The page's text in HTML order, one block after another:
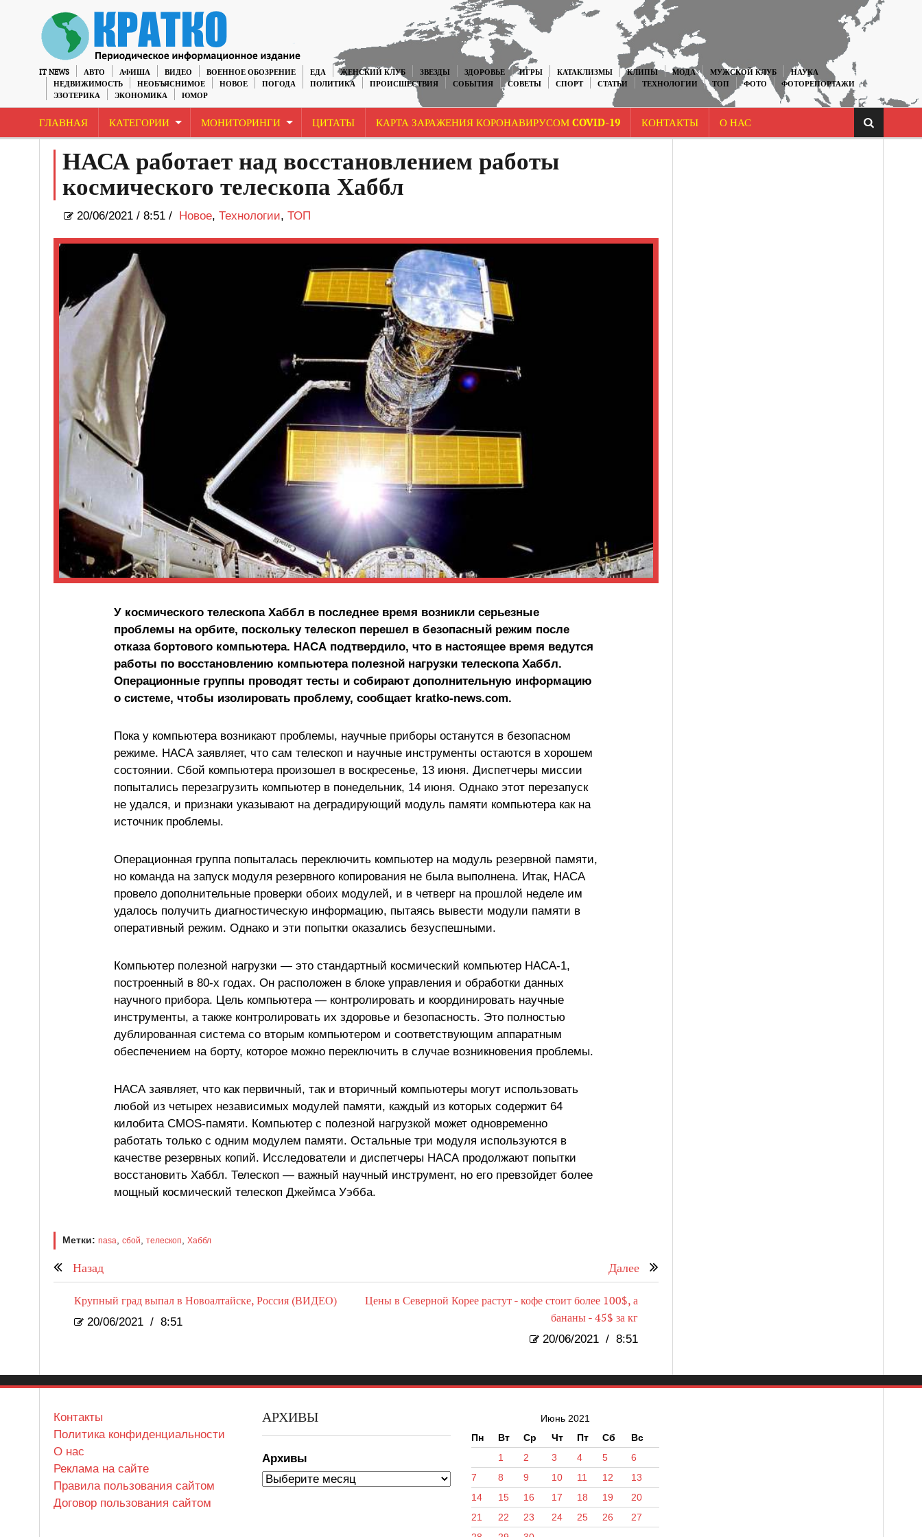
IT NEWS АВТО АФИША ВИДЕО ВОЕННОЕ ОБОЗРЕНИЕ ЕДА ЖЕНСКИЙ КЛУБ ЗВЕЗДЫ ЗДОРОВЬЕ ИГРЫ КАТАКЛИЗМЫ КЛИПЫ МОДА МУЖСКОЙ КЛУБ
НАУКА
НЕДВИЖИМОСТЬ
НЕОБЪЯСНИМОЕ НОВОЕ ПОГОДА ПОЛИТИКА ПРОИСШЕСТВИЯ СОБЫТИЯ СОВЕТЫ СПОРТ СТАТЬИ ТЕХНОЛОГИИ ТОП ФОТО
ФОТОРЕПОРТАЖИ
ЭЗОТЕРИКА
ЭКОНОМИКА ЮМОР
ГЛАВНАЯ КАТЕГОРИИ МОНИТОРИНГИ ЦИТАТЫ КАРТА ЗАРАЖЕНИЯ КОРОНАВИРУСОМ COVID-19 КОНТАКТЫ О НАС
НАСА работает над восстановлением работы
космического телескопа Хаббл
20/06/2021/ 8:51 / Новое, Технологии, ТОП
У космического телескопа Хаббл в последнее время возникли серьезные
проблемы на орбите, поскольку телескоп перешел в безопасный режим после
отказа бортового компьютера. НАСА подтвердило, что в настоящее время ведутся
работы по восстановлению компьютера полезной нагрузки телескопа Хаббл.
Операционные группы проводят тесты и собирают дополнительную информацию
о системе, чтобы изолировать проблему, сообщает kratko-news.com.
Пока у компьютера возникают проблемы, научные приборы останутся в безопасном
режиме. НАСА заявляет, что сам телескоп и научные инструменты остаются в хорошем
состоянии. Сбой компьютера произошел в воскресенье, 13 июня. Диспетчеры миссии
попытались перезагрузить компьютер в понедельник, 14 июня. Однако этот перезапуск
не удался, и признаки указывают на деградирующий модуль памяти компьютера как на
источник проблемы.
Операционная группа попыталась переключить компьютер на модуль резервной памяти,
но команда на запуск модуля резервного копирования не была выполнена. Итак, НАСА
провело дополнительные проверки обоих модулей, и в четверг на прошлой неделе им
удалось получить диагностическую информацию, пытаясь вывести модули памяти в
оперативный режим. Однако и эти попытки оказались безуспешными.
Компьютер полезной нагрузки — это стандартный космический компьютер НАСА-1,
построенный в 80-х годах. Он расположен в блоке управления и обработки данных
научного прибора. Цель компьютера — контролировать и координировать научные
инструменты, а также контролировать их здоровье и безопасность. Это полностью
дублированная система со вторым компьютером и соответствующим аппаратным
обеспечением на борту, которое можно переключить в случае возникновения проблемы.
НАСА заявляет, что как первичный, так и вторичный компьютеры могут использовать
любой из четырех независимых модулей памяти, каждый из которых содержит 64
килобита CMOS-памяти. Компьютер с полезной нагрузкой может одновременно
работать только с одним модулем памяти. Остальные три модуля используются в
качестве резервных копий. Исследователи и диспетчеры НАСА продолжают попытки
восстановить Хаббл. Телескоп — важный научный инструмент, но его превзойдет более
мощный космический телескоп Джеймса Уэбба.
Метки: nasa, сбой, телескоп, Хаббл
Назад Далее
Крупный град выпал в Новоалтайске, Россия (ВИДЕО)
20/06/2021 / 8:51
Цены в Северной Корее растут - кофе стоит более 100$, а
бананы - 45$ за кг
20/06/2021 / 8:51
Контакты
Политика конфиденциальности
О нас
Реклама на сайте
Правила пользования сайтом
Договор пользования сайтом
АРХИВЫ
Архивы
Июнь 2021
Пн
Вт Ср Чт Пт Сб
Вс
1
2 3 4 5
6
7
8 9 10 11 12
13
14
15 16 17 18 19
20
21
22 23 24 25 26
27